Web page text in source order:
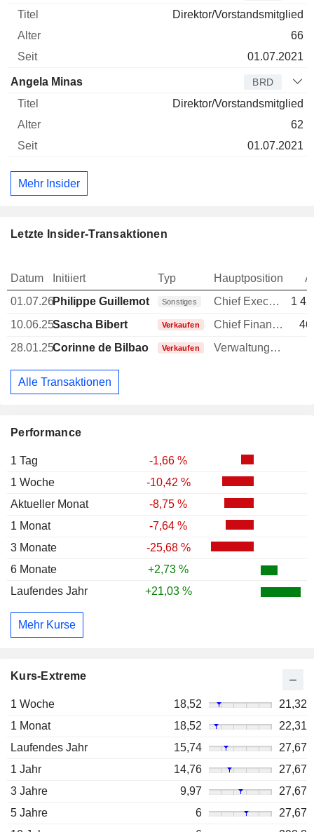
Performance
1 Tag
-1,66 %
1 Woche
-10,42 %
Aktueller Monat
-8,75 %
1 Monat
-7,64 %
3 Monate
-25,68 %
6 Monate
+2,73 %
Laufendes Jahr
+21,03 %
Mehr Kurse
Kurs-Extreme
1 Woche 18,52
21,32
1 Monat
18,52
22,31
Laufendes Jahr
15,74
27,67
1 Jahr
14,76
27,67
3 Jahre
9,97
27,67
5 Jahre
6
27,67
Direktor/Vorstandsmitglied
66
01.07.2021
Angela Minas BRD
Direktor/Vorstandsmitglied
62
01.07.2021
Mehr Insider
Letzte Insider-Transaktionen
Datum Initiiert Typ Hauptposition
01.07.26Philippe Guillemot Sonstiges Chief Executive Officer (CEO)
1
10.06.25Sascha Bibert Verkaufen Chief Financial Officer (CFO)
28.01.25Corinne de Bilbao Verkaufen Verwaltungsratsmitglied
Alle Transaktionen